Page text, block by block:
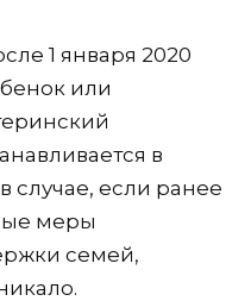
1 января 2020
или
в
случае, если ранее
меры
семей,